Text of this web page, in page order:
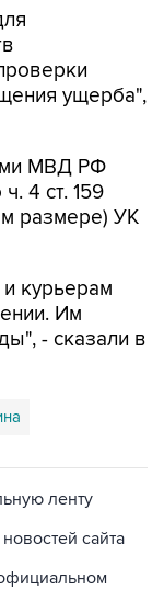
ущерба",
МВД РФ
4 ст. 159
размере) УК
курьерам
Им
- сказали в
ленту
сайта